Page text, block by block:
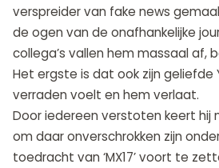
verspreider van fake news
de ogen van de onafhankelijke
collega’s vallen hem massaal af,
Het ergste is dat ook zijn geliefde
verraden voelt en hem verlaat.
Door iedereen verstoten keert hij
om daar onverschrokken zijn
toedracht van ‘MX17’ voort te